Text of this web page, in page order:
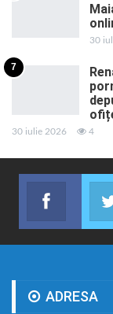
30
7
30 iulie 2026 4
ADRESA